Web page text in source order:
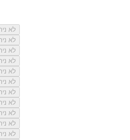
לא
לא
לא
לא
לא
לא
לא
לא
לא
לא
לא